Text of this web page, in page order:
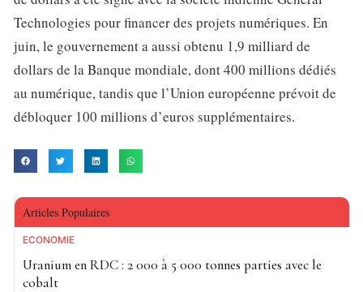
Technologies pour financer des projets numériques. En
juin, le gouvernement a aussi obtenu 1,9 milliard de
dollars de la Banque mondiale, dont 400 millions dédiés
au numérique, tandis que l’Union européenne prévoit de
débloquer 100 millions d’euros supplémentaires.
Articles Populaires
ECONOMIE
Uranium en RDC : 2 000 à 5 000 tonnes parties avec le
cobalt